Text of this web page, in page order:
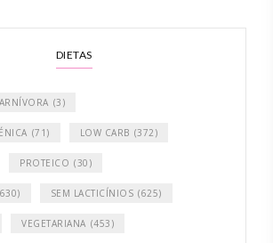
DIETAS
(3)
(71) LOW CARB (372)
PROTEICO (30)
SEM LACTICÍNIOS (625)
VEGETARIANA (453)